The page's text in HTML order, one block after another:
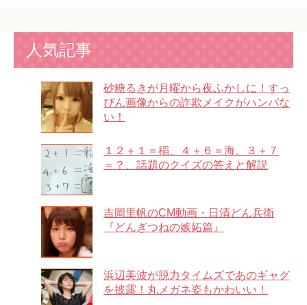
人気記事
砂糖るきが月曜から夜ふかしに！すっ
ぴん画像からの詐欺メイクがハンパな
い！
１２＋１＝稲、４＋６＝海、３＋７
＝？、話題のクイズの答えと解説
吉岡里帆のCM動画・日清どん兵衛
『どんぎつねの嫉妬篇』
浜辺美波が脱力タイムズであのギャグ
を披露！丸メガネ姿もかわいい！